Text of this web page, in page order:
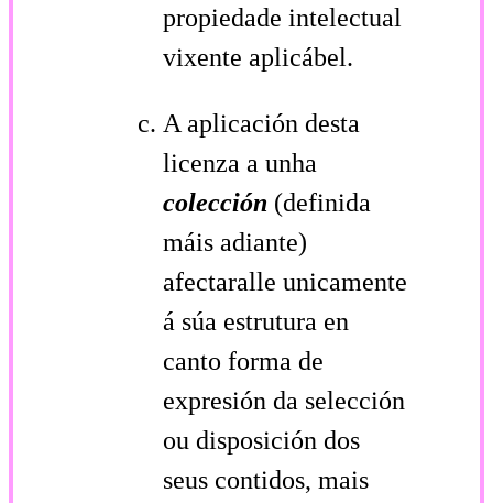
propiedade intelectual
vixente aplicábel.
A aplicación desta
licenza a unha
colección (definida
máis adiante)
afectaralle unicamente
á súa estrutura en
canto forma de
expresión da selección
ou disposición dos
seus contidos, mais